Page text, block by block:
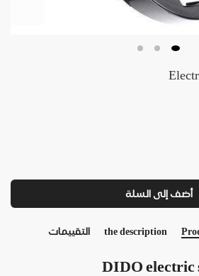
أضف إلى السلة
the description التقييمات
DIDO electric